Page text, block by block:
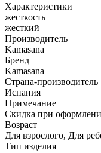
Характеристики
жесткость
жесткий
Производитель
Kamasana
Бренд
Kamasana
Страна-производитель
Испания
Примечание
Скидка при
Возраст
Для взрослого, Для
Тип изделия